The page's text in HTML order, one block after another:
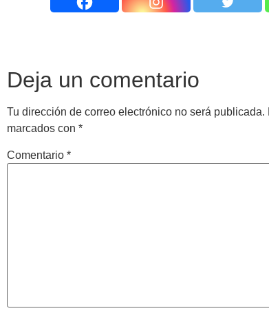
Deja un comentario
Tu dirección de correo electrónico no será publicada.
marcados con *
Comentario *